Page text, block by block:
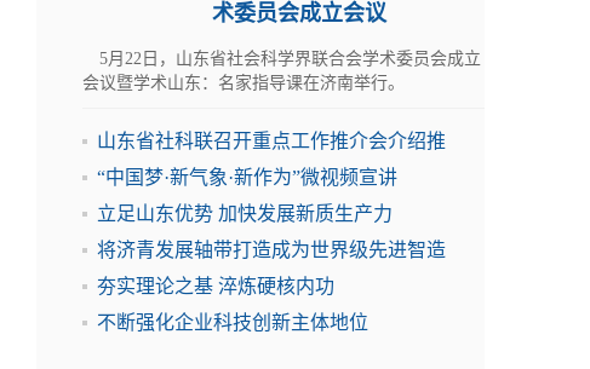
术委员会成立会议
5月22日，山东省社会科学界联合会学术委员会成立
会议暨学术山东：名家指导课在济南举行。
山东省社科联召开重点工作推介会介绍推
“中国梦·新气象·新作为”微视频宣讲
立足山东优势 加快发展新质生产力
将济青发展轴带打造成为世界级先进智造
夯实理论之基 淬炼硬核内功
不断强化企业科技创新主体地位